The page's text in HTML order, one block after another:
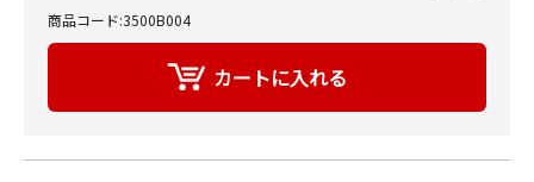
商品コード:3500B004